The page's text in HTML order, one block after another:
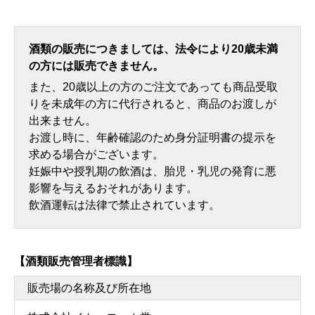
酒類の販売につきましては、法令により20歳未満
の方には販売できません。
また、20歳以上の方のご注文であっても商品受取
りを未成年の方に代行されると、商品のお渡しが
出来ません。
お渡し時に、年齢確認のため身分証明書の提示を
求める場合がございます。
妊娠中や授乳期の飲酒は、胎児・乳児の発育に悪
影響を与えるおそれがあります。
飲酒運転は法律で禁止されています。
【酒類販売管理者標識】
販売場の名称及び所在地